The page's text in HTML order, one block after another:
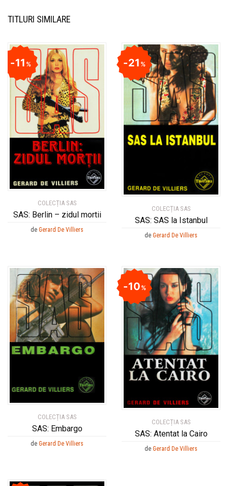
TITLURI SIMILARE
COLECȚIA SAS
SAS: Berlin – zidul mortii
11%
de Gerard De Villiers
COLECȚIA SAS
SAS: SAS la Istanbul
21%
de Gerard De Villiers
COLECȚIA SAS
SAS: Embargo
de Gerard De Villiers
COLECȚIA SAS
SAS: Atentat la Cairo
10%
de Gerard De Villiers